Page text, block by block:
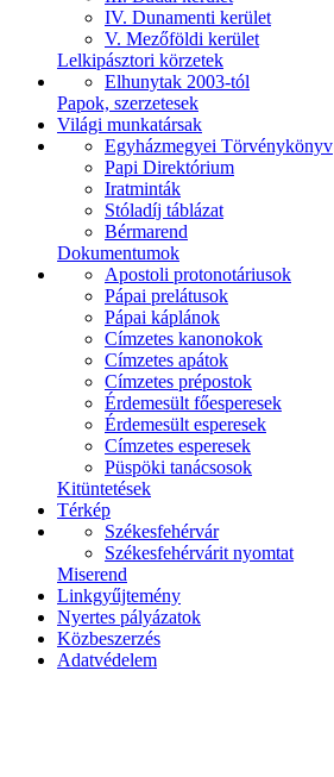
IV. Dunamenti kerület
V. Mezőföldi kerület
Lelkipásztori körzetek
Elhunytak 2003-tól
Papok, szerzetesek
Világi munkatársak
Egyházmegyei Törvénykönyv
Papi Direktórium
Iratminták
Stóladíj táblázat
Bérmarend
Dokumentumok
Apostoli protonotáriusok
Pápai prelátusok
Pápai káplánok
Címzetes kanonokok
Címzetes apátok
Címzetes prépostok
Érdemesült főesperesek
Érdemesült esperesek
Címzetes esperesek
Püspöki tanácsosok
Kitüntetések
Térkép
Székesfehérvár
Székesfehérvárit nyomtat
Miserend
Linkgyűjtemény
Nyertes pályázatok
Közbeszerzés
Adatvédelem